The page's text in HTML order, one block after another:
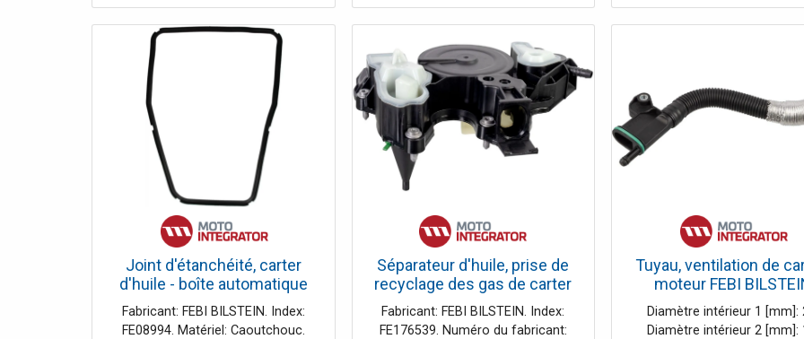
Clignotante Came Led 24V AC
001KLED24 1 Paire de photocellules
Came murales portée 10mt
001DIR10 2 Télécommandes Came
TOP44RBN Avec Quatre Touches
433Mhz 806TS-0270
Joint d'étanchéité, carter
d'huile - boîte automatique
FEBI BILSTEIN 08994
Fabricant: FEBI BILSTEIN. Index:
FE08994. Matériel: Caoutchouc.
Séparateur d'huile, prise de
recyclage des gas de carter
FEBI BILSTEIN 176539
Fabricant: FEBI BILSTEIN. Index:
FE176539. Numéro du fabricant:
Tuyau, ventilation de
moteur FEBI
109552
Diamètre intérieur 1 [mm]:
Diamètre intérieur 2 [mm]: